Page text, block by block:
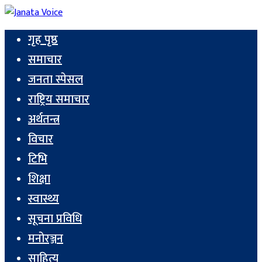
गृह पृष्ठ
समाचार
जनता स्पेसल
राष्ट्रिय समाचार
अर्थतन्त्र
विचार
टिभि
शिक्षा
स्वास्थ्य
सूचना प्रविधि
मनोरञ्जन